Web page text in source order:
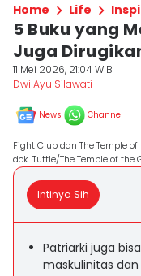
Home Life
5 Buku yang
Juga
11 Mei 2026, 21:04 WIB
Dwi Ayu Silawati
News Channel
Fight Club dan The Temple
dok. Tuttle/The Temple of the
Intinya Sih
Patriarki juga
maskulinitas